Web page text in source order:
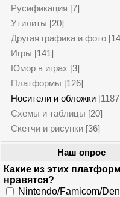
Русификация [7]
Утилиты [20]
Другая графика и фото
Игры [141]
Юмор в играх [3]
Платформы [126]
Носители и обложки [1187]
Схемы и таблицы [20]
Скетчи и рисунки [36]
Наш опрос
Какие из этих
нравятся?
Nintendo/Famicom/